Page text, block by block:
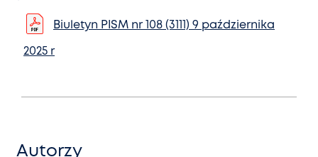
Biuletyn PISM nr 108 (3111) 9 października
2025 r
Autorzy